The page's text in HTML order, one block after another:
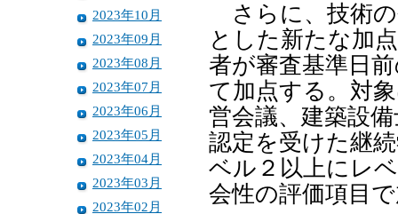
2023年10月
2023年09月
2023年08月
2023年07月
2023年06月
2023年05月
2023年04月
2023年03月
2023年02月
さらに、技術の
とした新たな加
者が審査基準日
て加点する。対
営会議、建築設
認定を受けた継
ベル２以上にレ
会性の評価項目